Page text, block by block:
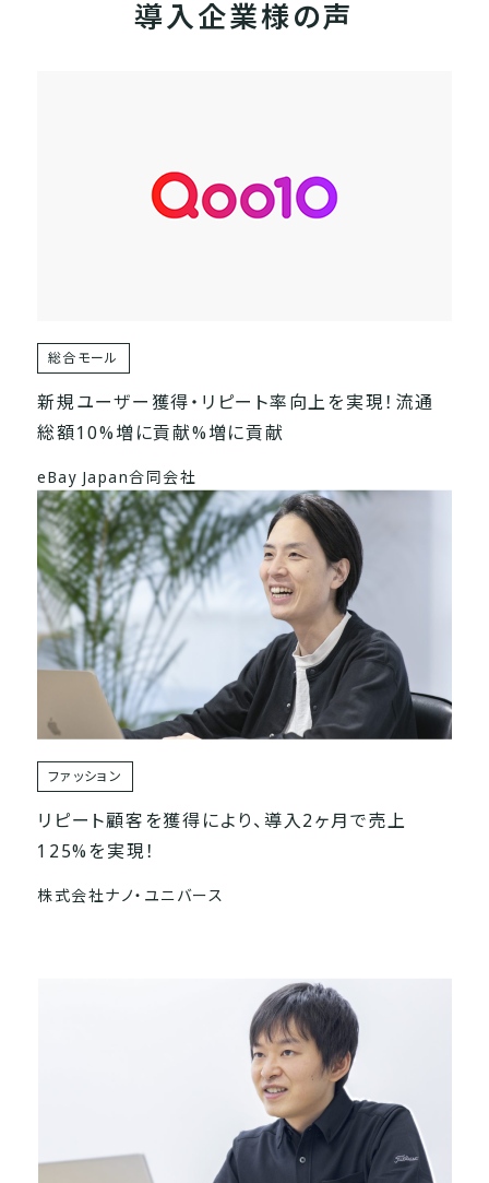
導入企業様の声
総合モール
新規ユーザー獲得・リピート率向上を実現！流通
総額10%増に貢献%増に貢献
eBay Japan合同会社
ファッション
リピート顧客を獲得により、導入2ヶ月で売上
125%を実現！
株式会社ナノ・ユニバース